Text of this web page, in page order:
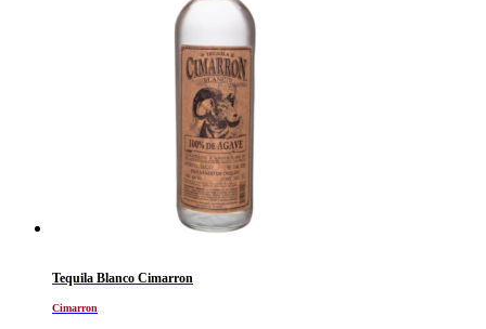
Tequila Blanco Cimarron
Cimarron